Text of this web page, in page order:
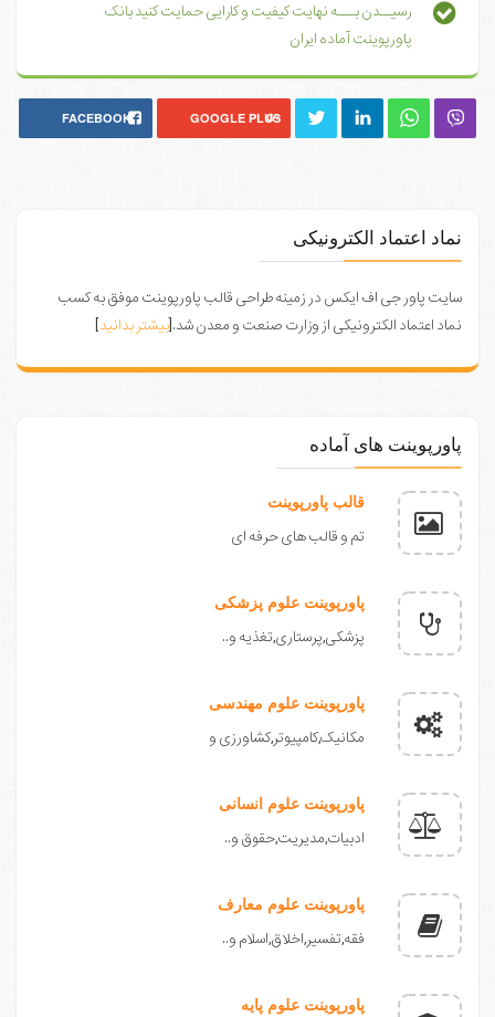
رسیــدن بـــه نهایت کیفیت و کارایی حمایت کنید بانک
پاورپوینت آماده ایران
FACEBOOK GOOGLE PLUS
نماد اعتماد الکترونیکی
سایت پاور جی اف ایکس در زمینه طراحی قالب پاورپوینت موفق به کسب
نماد اعتماد الکترونیکی از وزارت صنعت و معدن شد.[بیشتر بدانید]
پاورپوینت های آماده
قالب پاورپوینت
تم و قالب های حرفه ای
پاورپوینت علوم پزشکی
پزشکی,پرستاری,تغذیه و..
پاورپوینت علوم مهندسی
مکانیک,کامپیوتر,کشاورزی و
پاورپوینت علوم انسانی
ادبیات,مدیریت,حقوق و..
پاورپوینت علوم معارف
فقه,تفسیر,اخلاق,اسلام و..
پاورپوینت علوم پایه